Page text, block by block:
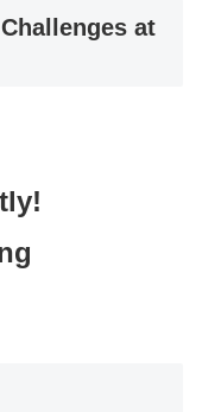
at